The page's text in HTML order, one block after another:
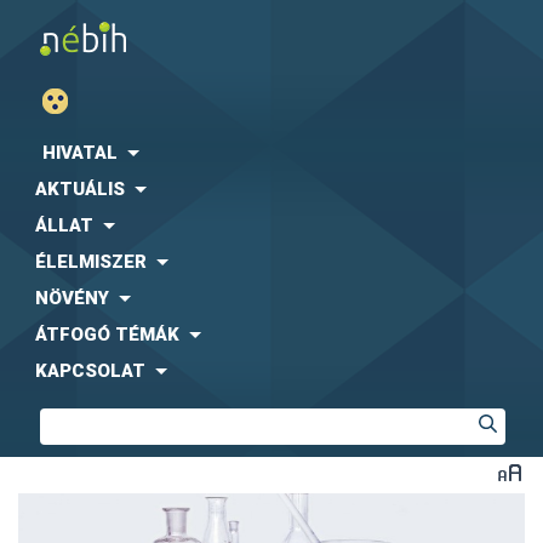
HIVATAL
AKTUÁLIS
ÁLLAT
ÉLELMISZER
NÖVÉNY
ÁTFOGÓ TÉMÁK
KAPCSOLAT